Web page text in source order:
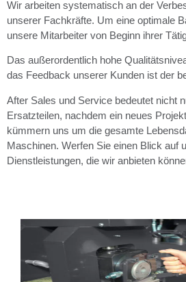
Wir arbeiten systematisch an der
unserer Fachkräfte. Um eine optimale
unsere Mitarbeiter von Beginn ihrer
Das außerordentlich hohe
das Feedback unserer Kunden ist der
After Sales und Service bedeutet nicht
Ersatzteilen, nachdem ein neues
kümmern uns um die gesamte
Maschinen. Werfen Sie einen Blick auf
Dienstleistungen, die wir anbieten